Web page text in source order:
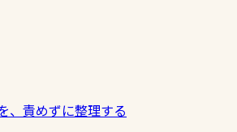
、責めずに整理する